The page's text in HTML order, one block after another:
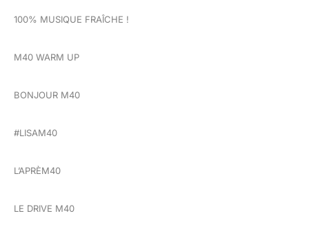
100% MUSIQUE FRAÎCHE !
M40 WARM UP
BONJOUR M40
#LISAM40
L’APRÈM40
LE DRIVE M40